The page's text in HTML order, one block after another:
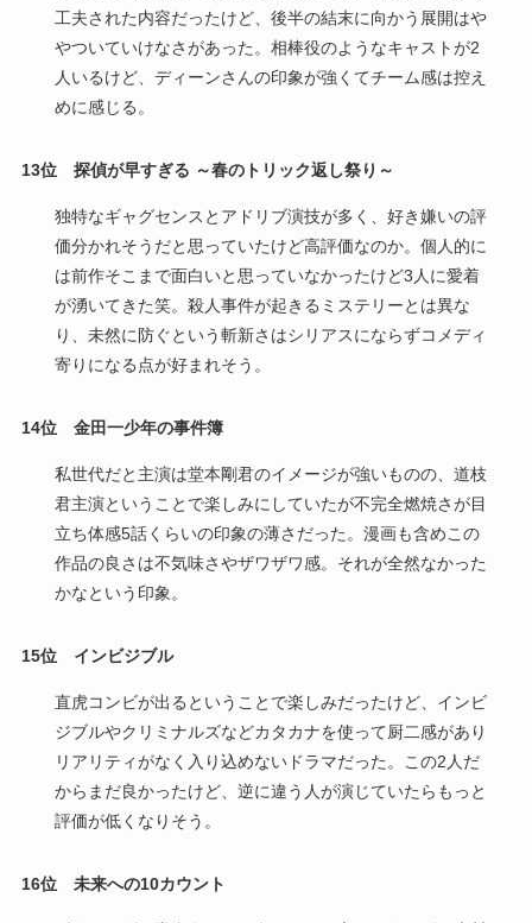
工夫された内容だったけど、後半の結末に向かう展開はや
やついていけなさがあった。相棒役のようなキャストが2
人いるけど、ディーンさんの印象が強くてチーム感は控え
めに感じる。
13位 探偵が早すぎる ～春のトリック返し祭り～
独特なギャグセンスとアドリブ演技が多く、好き嫌いの評
価分かれそうだと思っていたけど高評価なのか。個人的に
は前作そこまで面白いと思っていなかったけど3人に愛着
が湧いてきた笑。殺人事件が起きるミステリーとは異な
り、未然に防ぐという斬新さはシリアスにならずコメディ
寄りになる点が好まれそう。
14位 金田一少年の事件簿
私世代だと主演は堂本剛君のイメージが強いものの、道枝
君主演ということで楽しみにしていたが不完全燃焼さが目
立ち体感5話くらいの印象の薄さだった。漫画も含めこの
作品の良さは不気味さやザワザワ感。それが全然なかった
かなという印象。
15位 インビジブル
直虎コンビが出るということで楽しみだったけど、インビ
ジブルやクリミナルズなどカタカナを使って厨二感があり
リアリティがなく入り込めないドラマだった。この2人だ
からまだ良かったけど、逆に違う人が演じていたらもっと
評価が低くなりそう。
16位 未来への10カウント